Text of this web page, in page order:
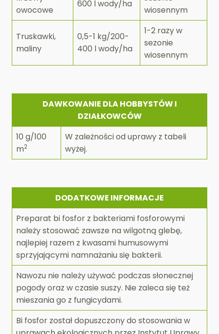
owocowe
600 l wody/ha
wiosennym
Truskawki,
maliny
0,5-1 kg/200-
400 l wody/ha
1-2 razy w
sezonie
wiosennym
DAWKOWANIE DLA HOBBYSTÓW I
DZIAŁKOWCÓW
10 g/100
m2
W zależności od uprawy z tabeli
wyżej.
DODATKOWE INFORMACJE
Preparat bi fosfor z bakteriami fosforowymi
należy stosować zawsze na wilgotną glebę,
najlepiej razem z kwasami humusowymi
sprzyjającymi namnażaniu się bakterii.
Nawozu nie należy używać podczas słonecznej
pogody oraz w czasie suszy. Nie zaleca się też
mieszania go z fungicydami.
Bi fosfor został dopuszczony do stosowania w